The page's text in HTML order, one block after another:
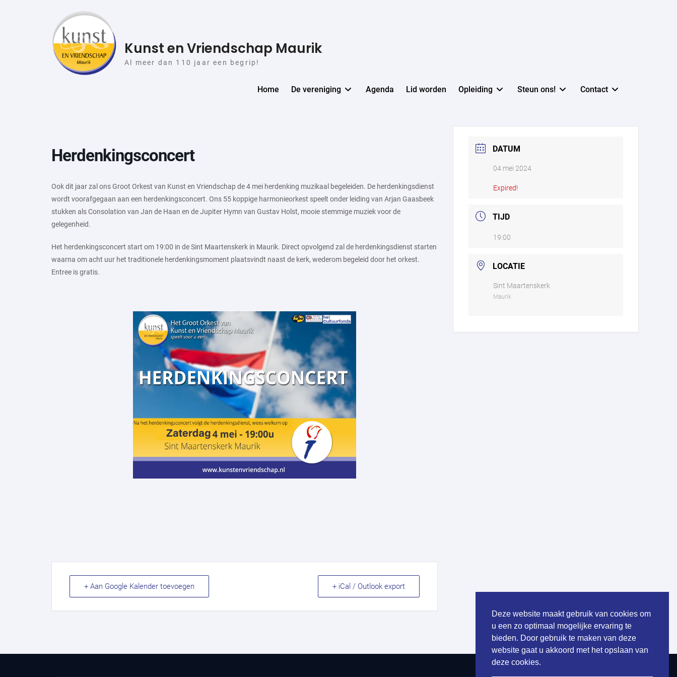
Kunst en Vriendschap Maurik
Al meer dan 110 jaar een begrip!
Home De vereniging Agenda Lid worden Opleiding Steun ons! Contact
Herdenkingsconcert
Ook dit jaar zal ons Groot Orkest van Kunst en Vriendschap de 4 mei herdenking muzikaal begeleiden. De herdenkingsdienst
wordt voorafgegaan aan een herdenkingsconcert. Ons 55 koppige harmonieorkest speelt onder leiding van Arjan Gaasbeek
stukken als Consolation van Jan de Haan en de Jupiter Hymn van Gustav Holst, mooie stemmige muziek voor de
gelegenheid.
Het herdenkingsconcert start om 19:00 in de Sint Maartenskerk in Maurik. Direct opvolgend zal de herdenkingsdienst starten
waarna om acht uur het traditionele herdenkingsmoment plaatsvindt naast de kerk, wederom begeleid door het orkest.
Entree is gratis.
+ Aan Google Kalender toevoegen + iCal / Outlook export
DATUM
04 mei 2024
Expired!
TIJD
19:00
LOCATIE
Sint Maartenskerk
Maurik
Deze website maakt gebruik van cookies om
u een zo optimaal mogelijke ervaring te
bieden. Door gebruik te maken van deze
website gaat u akkoord met het opslaan van
deze cookies.